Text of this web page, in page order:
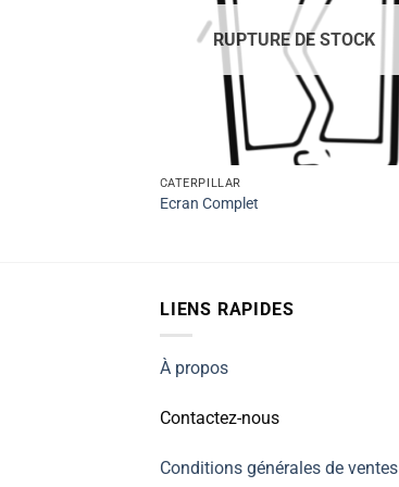
RUPTURE DE STOCK
CATERPILLAR
Ecran Complet
LIENS RAPIDES
À propos
Contactez-nous
Conditions générales de ventes